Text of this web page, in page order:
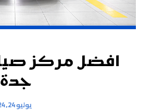
افضل مركز
جدة
يوليو 24, 2024